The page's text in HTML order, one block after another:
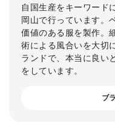
自国生産をキーワード
岡山で行っています。
価値のある服を製作。
術による風合いを大切
ランドで、本当に良い
をしています。
ブ